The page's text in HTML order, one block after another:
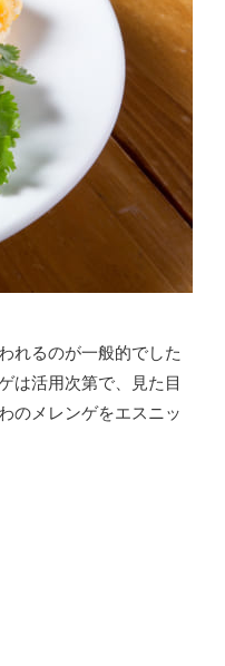
れるのが一般的でした
は活用次第で、見た目
のメレンゲをエスニッ